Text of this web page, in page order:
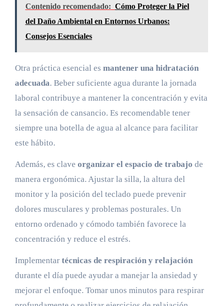
Contenido recomendado: Cómo Proteger la Piel
del Daño Ambiental en Entornos Urbanos:
Consejos Esenciales
Otra práctica esencial es mantener una hidratación
adecuada. Beber suficiente agua durante la jornada
laboral contribuye a mantener la concentración y evita
la sensación de cansancio. Es recomendable tener
siempre una botella de agua al alcance para facilitar
este hábito.
Además, es clave organizar el espacio de trabajo de
manera ergonómica. Ajustar la silla, la altura del
monitor y la posición del teclado puede prevenir
dolores musculares y problemas posturales. Un
entorno ordenado y cómodo también favorece la
concentración y reduce el estrés.
Implementar técnicas de respiración y relajación
durante el día puede ayudar a manejar la ansiedad y
mejorar el enfoque. Tomar unos minutos para respirar